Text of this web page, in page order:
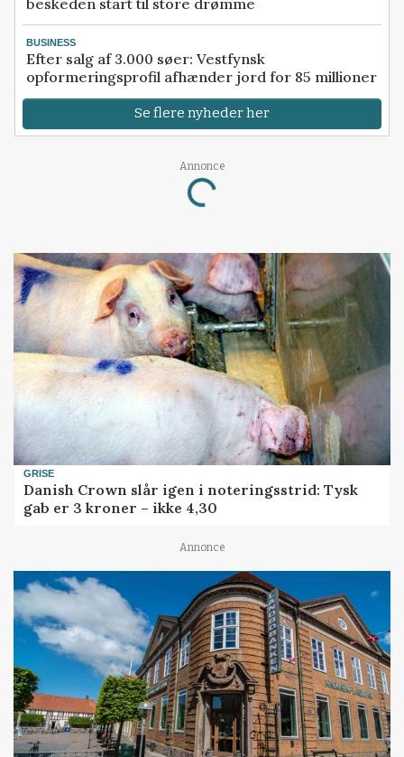
beskeden start til store drømme
BUSINESS
Efter salg af 3.000 søer: Vestfynsk
opformeringsprofil afhænder jord for 85 millioner
Se flere nyheder her
Annonce
Loading...
GRISE
Danish Crown slår igen i noteringsstrid: Tysk
gab er 3 kroner – ikke 4,30
Annonce